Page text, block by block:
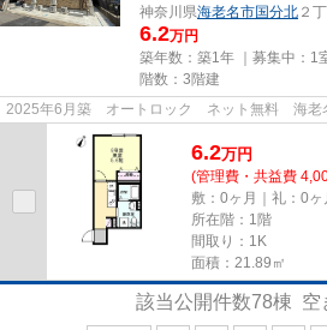
神奈川県海老名市国分北 ２
6.2万円
築年数：築1年 ｜募集中： 1
階数：3階建
2025年6月築 オートロック ネット無料 海老
6.2万円
(管理費・共益費
敷：0ヶ月｜礼：0ヶ
所在階：1階
間取り：1K
面積：21.89㎡
該当公開件数78棟 空